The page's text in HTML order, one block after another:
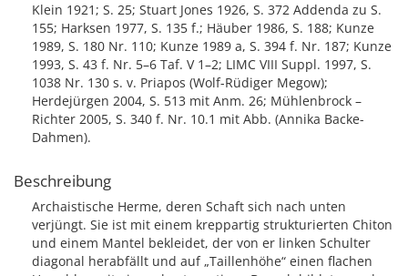
Klein 1921; S. 25; Stuart Jones 1926, S. 372 Addenda zu S.
155; Harksen 1977, S. 135 f.; Häuber 1986, S. 188; Kunze
1989, S. 180 Nr. 110; Kunze 1989 a, S. 394 f. Nr. 187; Kunze
1993, S. 43 f. Nr. 5–6 Taf. V 1–2; LIMC VIII Suppl. 1997, S.
1038 Nr. 130 s. v. Priapos (Wolf-Rüdiger Megow);
Herdejürgen 2004, S. 513 mit Anm. 26; Mühlenbrock –
Richter 2005, S. 340 f. Nr. 10.1 mit Abb. (Annika Backe-
Dahmen).
Beschreibung
Archaistische Herme, deren Schaft sich nach unten
verjüngt. Sie ist mit einem kreppartig strukturierten Chiton
und einem Mantel bekleidet, der von er linken Schulter
diagonal herabfällt und auf „Taillenhöhe“ einen flachen